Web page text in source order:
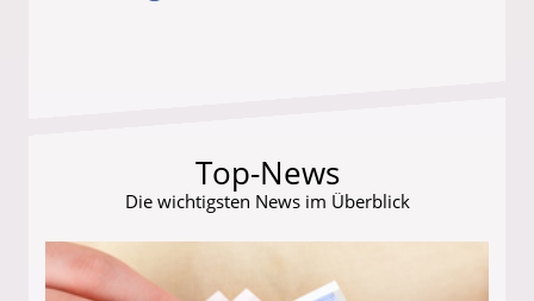
Top-News
Die wichtigsten News im Überblick